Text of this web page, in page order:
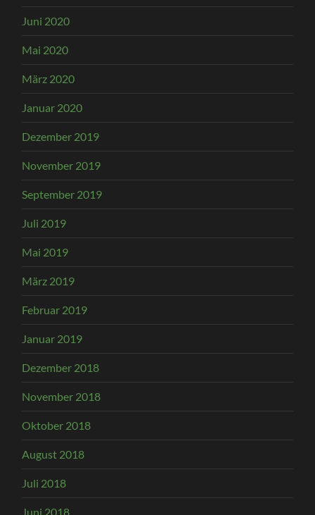
Juni 2020
Mai 2020
März 2020
Januar 2020
Dezember 2019
November 2019
September 2019
Juli 2019
Mai 2019
März 2019
Februar 2019
Januar 2019
Dezember 2018
November 2018
Oktober 2018
August 2018
Juli 2018
Juni 2018